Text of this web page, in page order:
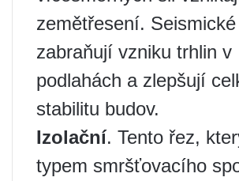
zemětřesení.
zabraňují vzniku trhlin v
podlahách a zlepšují
stabilitu budov.
Izolační. Tento řez,
typem smršťovacího